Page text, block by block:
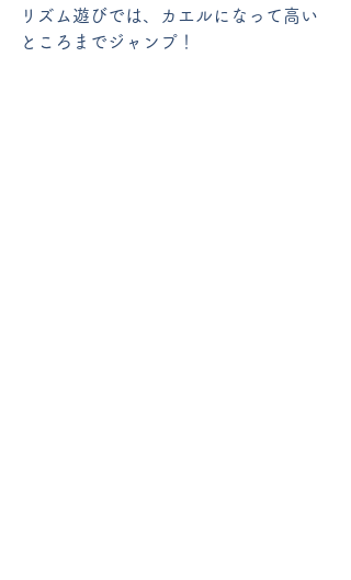
リズム遊びでは、カエルになって高い
ところまでジャンプ！